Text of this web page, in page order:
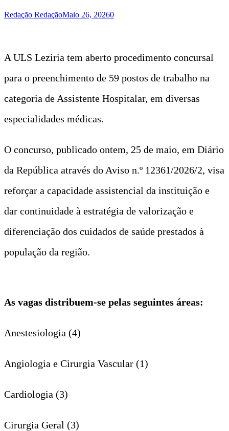
Redação RedaçãoMaio 26, 20260
A ULS Lezíria tem aberto procedimento concursal
para o preenchimento de 59 postos de trabalho na
categoria de Assistente Hospitalar, em diversas
especialidades médicas.
O concurso, publicado ontem, 25 de maio, em Diário
da República através do Aviso n.º 12361/2026/2, visa
reforçar a capacidade assistencial da instituição e
dar continuidade à estratégia de valorização e
diferenciação dos cuidados de saúde prestados à
população da região.
As vagas distribuem-se pelas seguintes áreas:
Anestesiologia (4)
Angiologia e Cirurgia Vascular (1)
Cardiologia (3)
Cirurgia Geral (3)